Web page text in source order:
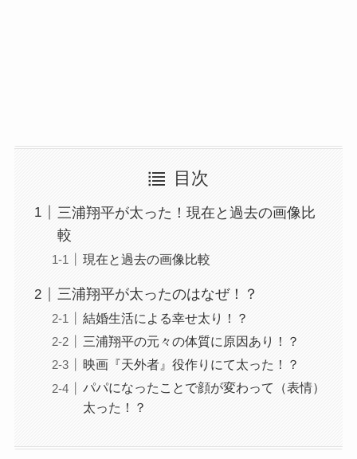
目次
三浦翔平が太った！現在と過去の画像比
較
現在と過去の画像比較
三浦翔平が太ったのはなぜ！？
結婚生活による幸せ太り！？
三浦翔平の元々の体質に原因あり！？
映画『天外者』役作りにて太った！？
パパになったことで顔が変わって（表情）
太った！？